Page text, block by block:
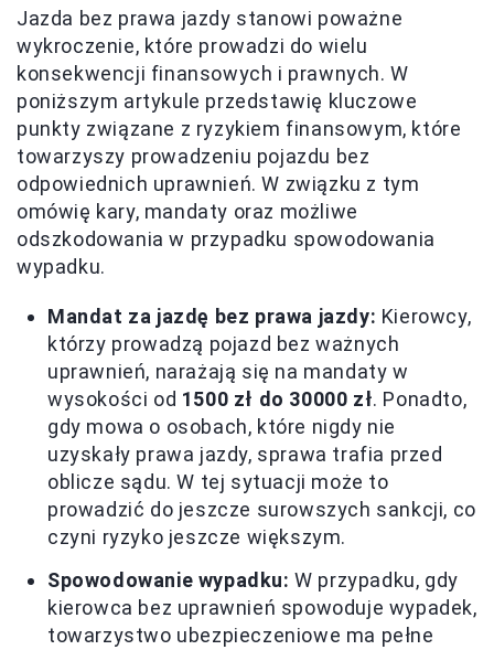
Jazda bez prawa jazdy stanowi poważne
wykroczenie, które prowadzi do wielu
konsekwencji finansowych i prawnych. W
poniższym artykule przedstawię kluczowe
punkty związane z ryzykiem finansowym, które
towarzyszy prowadzeniu pojazdu bez
odpowiednich uprawnień. W związku z tym
omówię kary, mandaty oraz możliwe
odszkodowania w przypadku spowodowania
wypadku.
Mandat za jazdę bez prawa jazdy: Kierowcy,
którzy prowadzą pojazd bez ważnych
uprawnień, narażają się na mandaty w
wysokości od 1500 zł do 30000 zł. Ponadto,
gdy mowa o osobach, które nigdy nie
uzyskały prawa jazdy, sprawa trafia przed
oblicze sądu. W tej sytuacji może to
prowadzić do jeszcze surowszych sankcji, co
czyni ryzyko jeszcze większym.
Spowodowanie wypadku: W przypadku, gdy
kierowca bez uprawnień spowoduje wypadek,
towarzystwo ubezpieczeniowe ma pełne